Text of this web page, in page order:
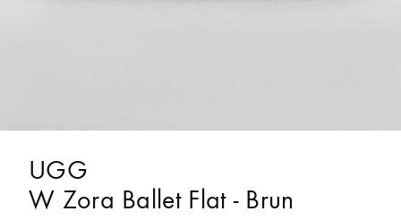
UGG
W Zora Ballet Flat - Brun